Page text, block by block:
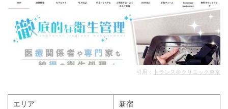
引用： トランス＠クリニック東京
エリア 新宿